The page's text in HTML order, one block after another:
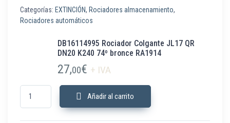
Categorías: EXTINCIÓN, Rociadores almacenamiento,
Rociadores automáticos
DB16114995 Rociador Colgante JL17 QR
DN20 K240 74º bronce RA1914
27,00€ + IVA
DB16114995 Rociador Colgante JL17 QR DN20 K240 74º bronce
Añadir al carrito